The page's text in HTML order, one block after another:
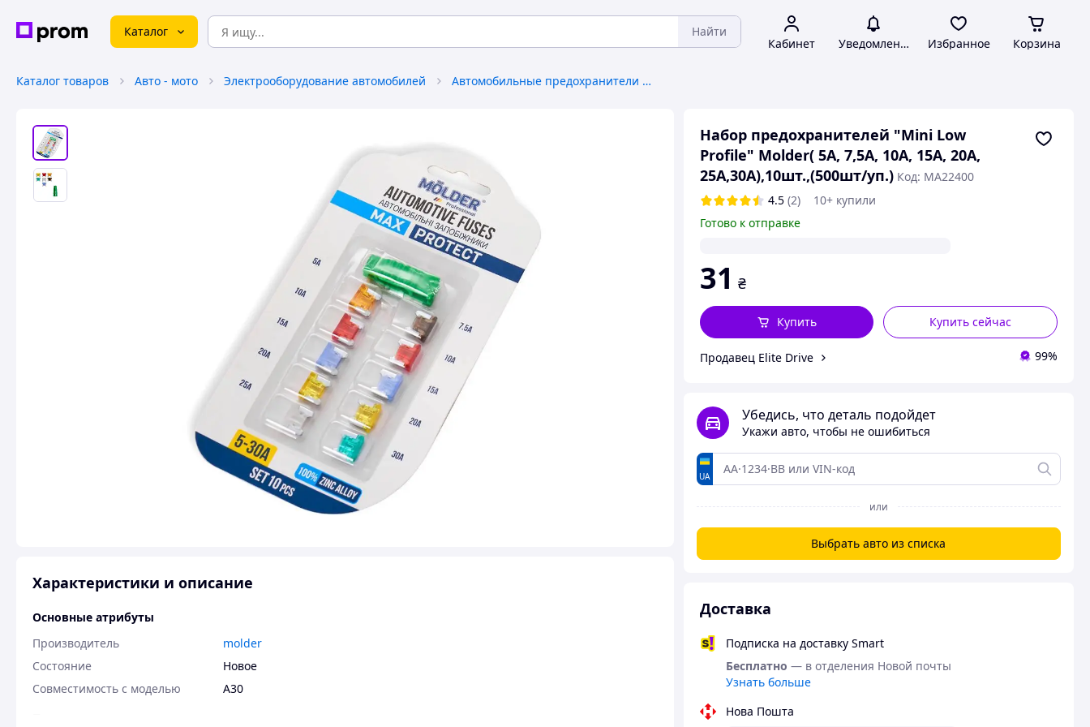
Каталог Найти
Кабинет Уведомления Избранное Корзина
Каталог товаров Авто - мото Электрооборудование автомобилей Автомобильные предохранители и переключатели
Набор предохранителей "Mini Low
Profile" Molder( 5А, 7,5А, 10А, 15А, 20А,
25А,30А),10шт.,(500шт/уп.) Код: MA22400
4.5 (2)
10+ купили
Готово к отправке
31 ₴
Купить сейчас
Купить
Продавец Elite Drive 99%
Убедись, что деталь подойдет
Укажи авто, чтобы не ошибиться
UA
или
Выбрать авто из списка
Доставка
Подписка на доставку Smart
Бесплатно — в отделения Новой почты
Узнать больше
Нова Пошта
Характеристики и описание
Основные атрибуты
Производитель
molder
Состояние
Новое
Совместимость с моделью
A30